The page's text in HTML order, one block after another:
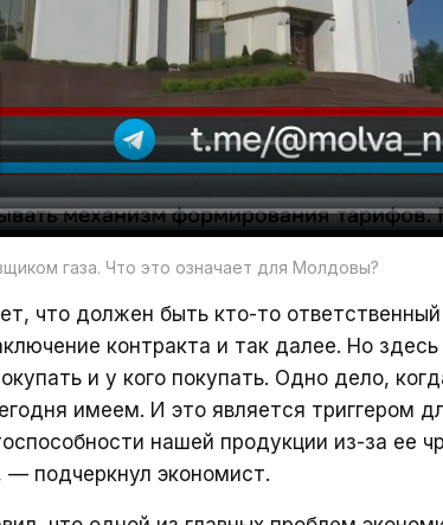
газа. Что это означает для Молдовы?
что должен быть кто-то
контракта и так далее. Но
и у кого покупать. Одно дело,
имеем. И это является триггером
нашей продукции из-за ее
— подчеркнул экономист.